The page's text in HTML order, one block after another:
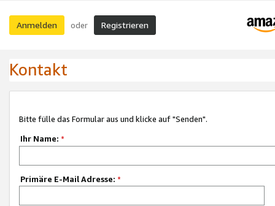
Anmelden oder Registrieren
Kontakt
Bitte fülle das Formular aus und klicke auf "Senden".
Ihr Name: *
Primäre E-Mail Adresse: *